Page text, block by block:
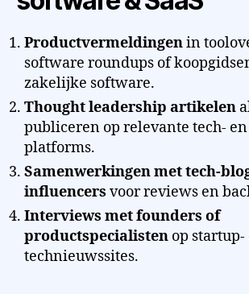
Productvermeldingenin
software roundups of
zakelijke software.
Thought leadership artikelen
publiceren op relevante tech- en
platforms.
Samenwerkingen met tech-
influencers voor reviews en
Interviews met founders of
productspecialisten op startup-
technieuwssites.